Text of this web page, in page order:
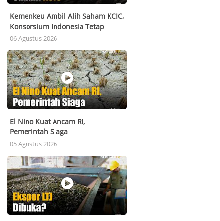
Kemenkeu Ambil Alih Saham KCIC,
Konsorsium Indonesia Tetap
Bertahan
06 Agustus 2026
El Nino Kuat Ancam RI,
Pemerintah Siaga
05 Agustus 2026